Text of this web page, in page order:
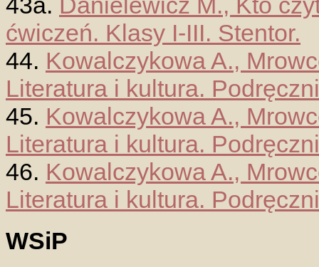
ćwiczeń. Klasy I-III. Stentor.
44. Kowalczykowa A.,
Literatura i kultura.
45. Kowalczykowa A.,
Literatura i kultura.
46. Kowalczykowa A.,
Literatura i kultura.
WSiP